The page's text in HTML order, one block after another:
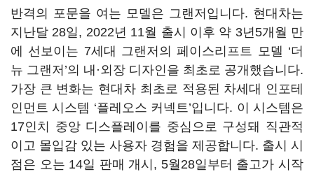
반격의 포문을 여는 모델은 그랜저입니다. 현대차는
지난달 28일, 2022년 11월 출시 이후 약 3년5개월 만
에 선보이는 7세대 그랜저의 페이스리프트 모델 ‘더
뉴 그랜저’의 내·외장 디자인을 최초로 공개했습니다.
가장 큰 변화는 현대차 최초로 적용된 차세대 인포테
인먼트 시스템 ‘플레오스 커넥트’입니다. 이 시스템은
17인치 중앙 디스플레이를 중심으로 구성돼 직관적
이고 몰입감 있는 사용자 경험을 제공합니다. 출시 시
점은 오는 14일 판매 개시, 5월28일부터 출고가 시작